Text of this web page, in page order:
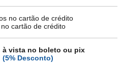
no cartão de crédito
no cartão de crédito
à vista no boleto ou pix
(5% Desconto)